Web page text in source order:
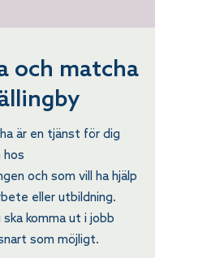
och matcha
är en tjänst för dig
hos
och som vill ha hjälp
eller utbildning.
komma ut i jobb
som möjligt.